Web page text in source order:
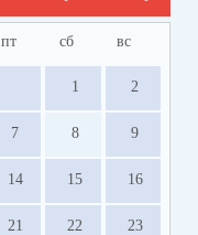
пт сб вс
1 2
7 8 9
14 15 16
21 22 23